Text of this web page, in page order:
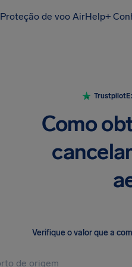
Proteção de voo AirHelp+
Trustpilot
Como
Verifique o valor que a